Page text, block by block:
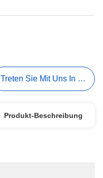
Treten Sie Mit Uns In
Produkt-Beschreibung